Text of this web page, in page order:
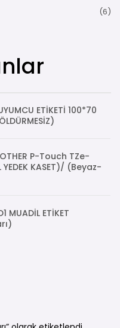
(6)
ETİKETİ 100*70
P-Touch TZe-
YEDEK KASET)/ (Beyaz-
MUADİL ETİKET